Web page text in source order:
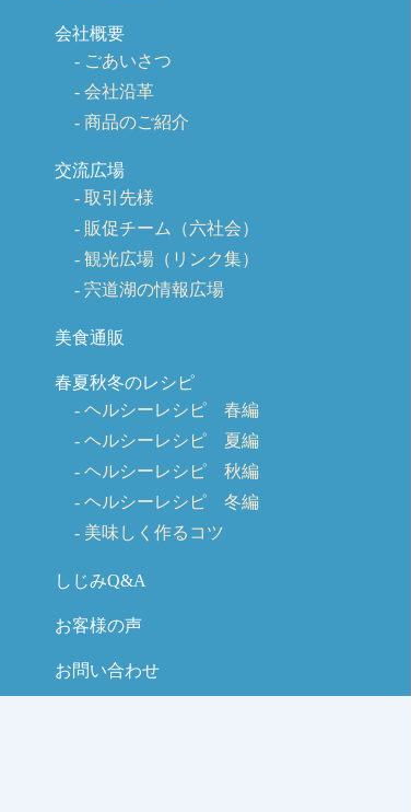
会社概要
ごあいさつ
会社沿革
商品のご紹介
交流広場
取引先様
販促チーム（六社会）
観光広場（リンク集）
宍道湖の情報広場
美食通販
春夏秋冬のレシピ
ヘルシーレシピ 春編
ヘルシーレシピ 夏編
ヘルシーレシピ 秋編
ヘルシーレシピ 冬編
美味しく作るコツ
しじみQ&A
お客様の声
お問い合わせ